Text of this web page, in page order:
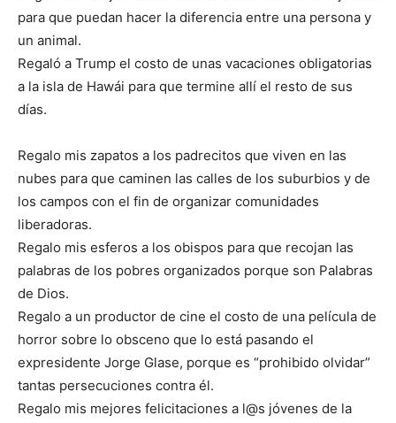
para que puedan hacer la diferencia entre una persona y
un animal.
Regaló a Trump el costo de unas vacaciones obligatorias
a la isla de Hawái para que termine allí el resto de sus
días.
Regalo mis zapatos a los padrecitos que viven en las
nubes para que caminen las calles de los suburbios y de
los campos con el fin de organizar comunidades
liberadoras.
Regalo mis esferos a los obispos para que recojan las
palabras de los pobres organizados porque son Palabras
de Dios.
Regalo a un productor de cine el costo de una película de
horror sobre lo obsceno que lo está pasando el
expresidente Jorge Glase, porque es “prohibido olvidar”
tantas persecuciones contra él.
Regalo mis mejores felicitaciones a l@s jóvenes de la